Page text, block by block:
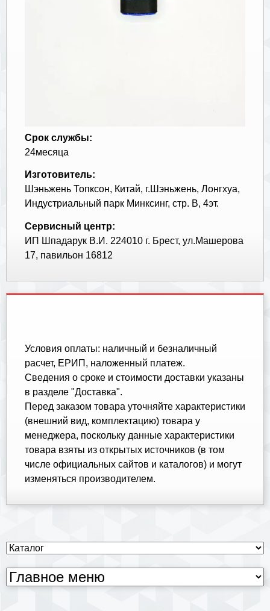
Срок службы:
24месяца
Изготовитель:
Шэньжень Топксон, Китай, г.Шэньжень, Лонгхуа,
Индустриальный парк Минксинг, стр. В, 4эт.
Сервисный центр:
ИП Шпадарук В.И. 224010 г. Брест, ул.Машерова
17, павильон 16812
Условия оплаты: наличный и безналичный
расчет, ЕРИП, наложенный платеж.
Cведения о сроке и стоимости доставки указаны
в разделе "Доставка".
Перед заказом товара уточняйте характеристики
(внешний вид, комплектацию) товара у
менеджера, поскольку данные характеристики
товара взяты из открытых источников (в том
числе официальных сайтов и каталогов) и могут
изменяться производителем.